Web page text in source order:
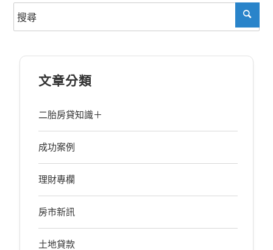
文章分類
二胎房貸知識＋
成功案例
理財專欄
房市新訊
土地貸款